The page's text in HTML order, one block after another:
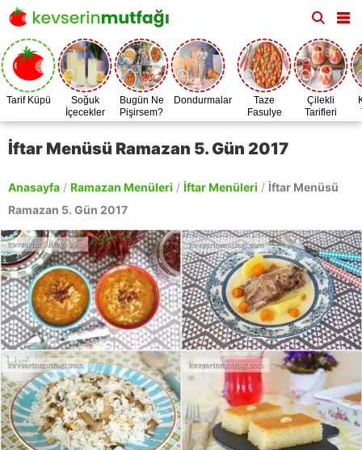
Tarif Küpü
Soğuk
İçecekler
Bugün Ne
Pişirsem?
Dondurmalar
Taze
Fasulye
Zamanı
Çilekli
Tarifleri
İftar Menüsü Ramazan 5. Gün 2017
Anasayfa / Ramazan Menüleri / İftar Menüleri / İftar Menüsü
Ramazan 5. Gün 2017